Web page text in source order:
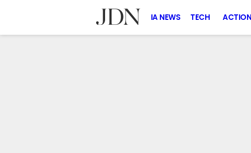
IA NEWS TECH ACTION